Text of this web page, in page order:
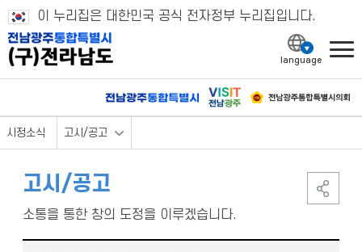
이 누리집은 대한민국 공식 전자정부 누리집입니다.
시정소식 고시/공고
고시/공고
소통을 통한 창의 도정을 이루겠습니다.